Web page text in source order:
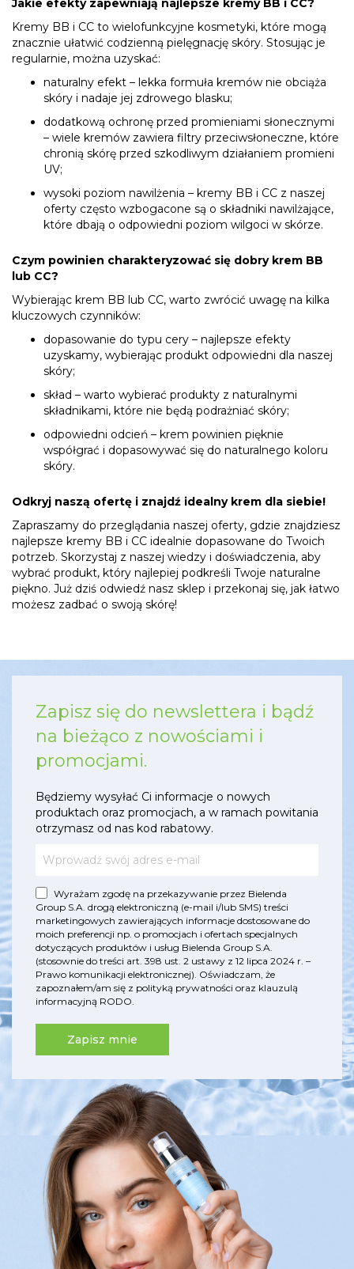
Jakie efekty zapewniają najlepsze kremy BB i CC?
Kremy BB i CC to wielofunkcyjne kosmetyki, które mogą
znacznie ułatwić codzienną pielęgnację skóry. Stosując je
regularnie, można uzyskać:
naturalny efekt – lekka formuła kremów nie obciąża
skóry i nadaje jej zdrowego blasku;
dodatkową ochronę przed promieniami słonecznymi
– wiele kremów zawiera filtry przeciwsłoneczne, które
chronią skórę przed szkodliwym działaniem promieni
UV;
wysoki poziom nawilżenia – kremy BB i CC z naszej
oferty często wzbogacone są o składniki nawilżające,
które dbają o odpowiedni poziom wilgoci w skórze.
Czym powinien charakteryzować się dobry krem BB
lub CC?
Wybierając krem BB lub CC, warto zwrócić uwagę na kilka
kluczowych czynników:
dopasowanie do typu cery – najlepsze efekty
uzyskamy, wybierając produkt odpowiedni dla naszej
skóry;
skład – warto wybierać produkty z naturalnymi
składnikami, które nie będą podrażniać skóry;
odpowiedni odcień – krem powinien pięknie
współgrać i dopasowywać się do naturalnego koloru
skóry.
Odkryj naszą ofertę i znajdź idealny krem dla siebie!
Zapraszamy do przeglądania naszej oferty, gdzie znajdziesz
najlepsze kremy BB i CC idealnie dopasowane do Twoich
potrzeb. Skorzystaj z naszej wiedzy i doświadczenia, aby
wybrać produkt, który najlepiej podkreśli Twoje naturalne
piękno. Już dziś odwiedź nasz sklep i przekonaj się, jak łatwo
możesz zadbać o swoją skórę!
Zapisz się do newslettera i bądź
na bieżąco z nowościami i
promocjami.
Będziemy wysyłać Ci informacje o nowych
produktach oraz promocjach, a w ramach powitania
otrzymasz od nas kod rabatowy.
Wyrażam zgodę na przekazywanie przez Bielenda
Group S.A. drogą elektroniczną (e-mail i/lub SMS) treści
marketingowych zawierających informacje dostosowane do
moich preferencji np. o promocjach i ofertach specjalnych
dotyczących produktów i usług Bielenda Group S.A.
(stosownie do treści art. 398 ust. 2 ustawy z 12 lipca 2024 r. –
Prawo komunikacji elektronicznej). Oświadczam, że
zapoznałem/am się z polityką prywatności oraz klauzulą
informacyjną RODO.
Zapisz mnie